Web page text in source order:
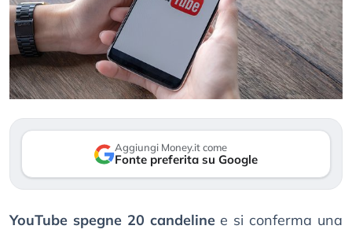
Aggiungi Money.it come
Fonte preferita su Google
YouTube spegne 20 candelinee si conferma una